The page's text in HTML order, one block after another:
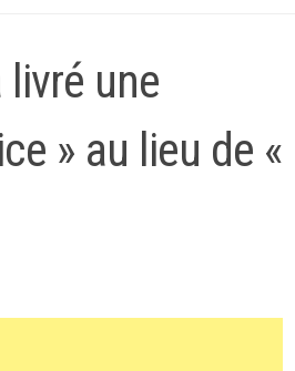
une
» au lieu de «